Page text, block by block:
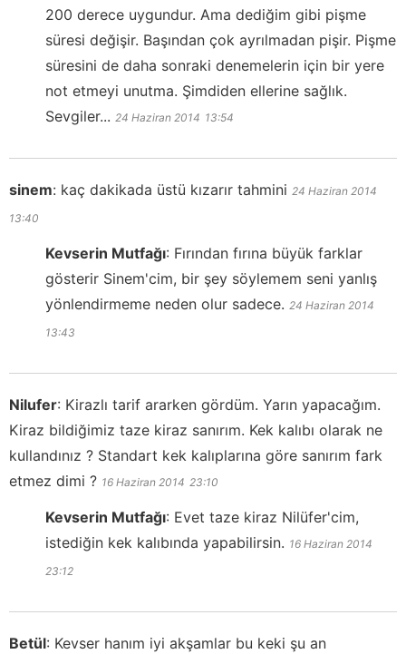
200 derece uygundur. Ama dediğim gibi pişme
süresi değişir. Başından çok ayrılmadan pişir. Pişme
süresini de daha sonraki denemelerin için bir yere
not etmeyi unutma. Şimdiden ellerine sağlık.
Sevgiler... 24 Haziran 2014 13:54
sinem: kaç dakikada üstü kızarır tahmini 24 Haziran 2014
13:40
Kevserin Mutfağı: Fırından fırına büyük farklar
gösterir Sinem'cim, bir şey söylemem seni yanlış
yönlendirmeme neden olur sadece. 24 Haziran 2014
13:43
Nilufer: Kirazlı tarif ararken gördüm. Yarın yapacağım.
Kiraz bildiğimiz taze kiraz sanırım. Kek kalıbı olarak ne
kullandınız ? Standart kek kalıplarına göre sanırım fark
etmez dimi ? 16 Haziran 2014 23:10
Kevserin Mutfağı: Evet taze kiraz Nilüfer'cim,
istediğin kek kalıbında yapabilirsin. 16 Haziran 2014
23:12
Betül: Kevser hanım iyi akşamlar bu keki şu an